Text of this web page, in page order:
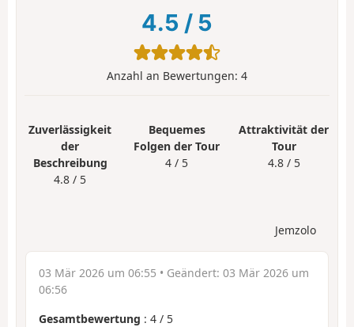
4.5 / 5
Anzahl an Bewertungen: 4
Zuverlässigkeit
der
Beschreibung
4.8 / 5
Bequemes
Folgen der Tour
4 / 5
Attraktivität der
Tour
4.8 / 5
Jemzolo
03 Mär 2026 um 06:55 • Geändert: 03 Mär 2026 um
06:56
Gesamtbewertung : 4 / 5